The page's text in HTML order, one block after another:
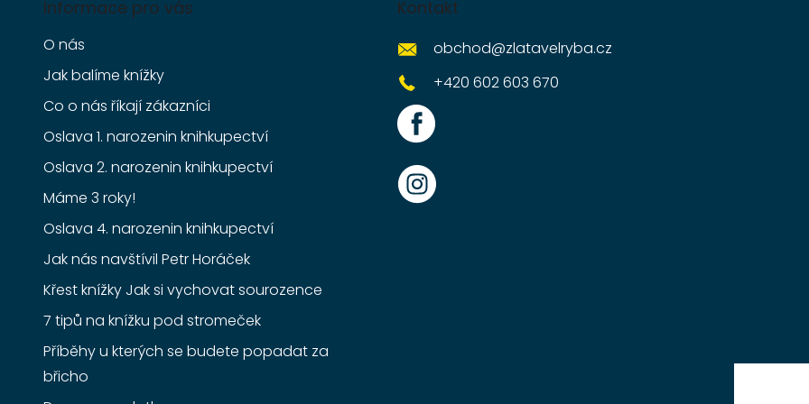
Informace pro vás
O nás
Jak balíme knížky
Co o nás říkají zákazníci
Oslava 1. narozenin knihkupectví
Oslava 2. narozenin knihkupectví
Máme 3 roky!
Oslava 4. narozenin knihkupectví
Jak nás navštívil Petr Horáček
Křest knížky Jak si vychovat sourozence
7 tipů na knížku pod stromeček
Příběhy u kterých se budete popadat za
břicho
Kontakt
obchod@zlatavelryba.cz
+420 602 603 670